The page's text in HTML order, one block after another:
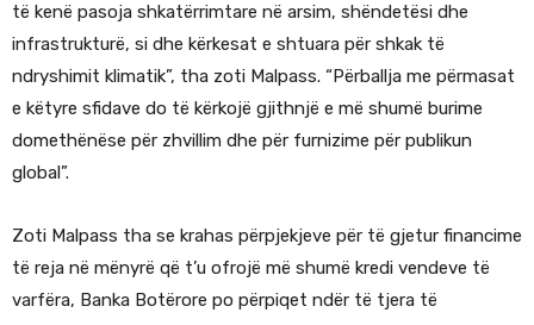
të kenë pasoja shkatërrimtare në arsim, shëndetësi dhe
infrastrukturë, si dhe kërkesat e shtuara për shkak të
ndryshimit klimatik”, tha zoti Malpass. “Përballja me përmasat
e këtyre sfidave do të kërkojë gjithnjë e më shumë burime
domethënëse për zhvillim dhe për furnizime për publikun
global”.
Zoti Malpass tha se krahas përpjekjeve për të gjetur financime
të reja në mënyrë që t’u ofrojë më shumë kredi vendeve të
varfëra, Banka Botërore po përpiqet ndër të tjera të